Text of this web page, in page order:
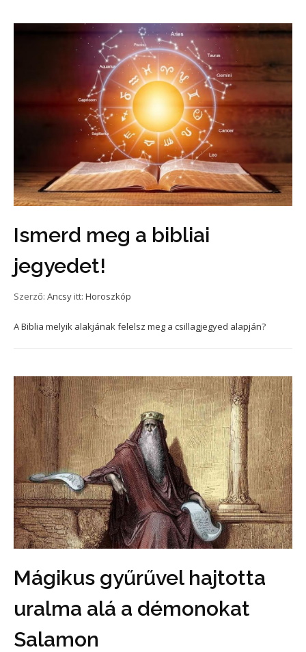
Ismerd meg a bibliai
jegyedet!
Szerző: Ancsy itt: Horoszkóp
A Biblia melyik alakjának felelsz meg a csillagjegyed alapján?
Mágikus gyűrűvel hajtotta
uralma alá a démonokat
Salamon